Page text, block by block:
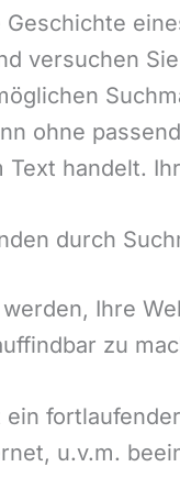
versuchen
ohne
handelt.
durch
Ihre
zu
u.v.m.